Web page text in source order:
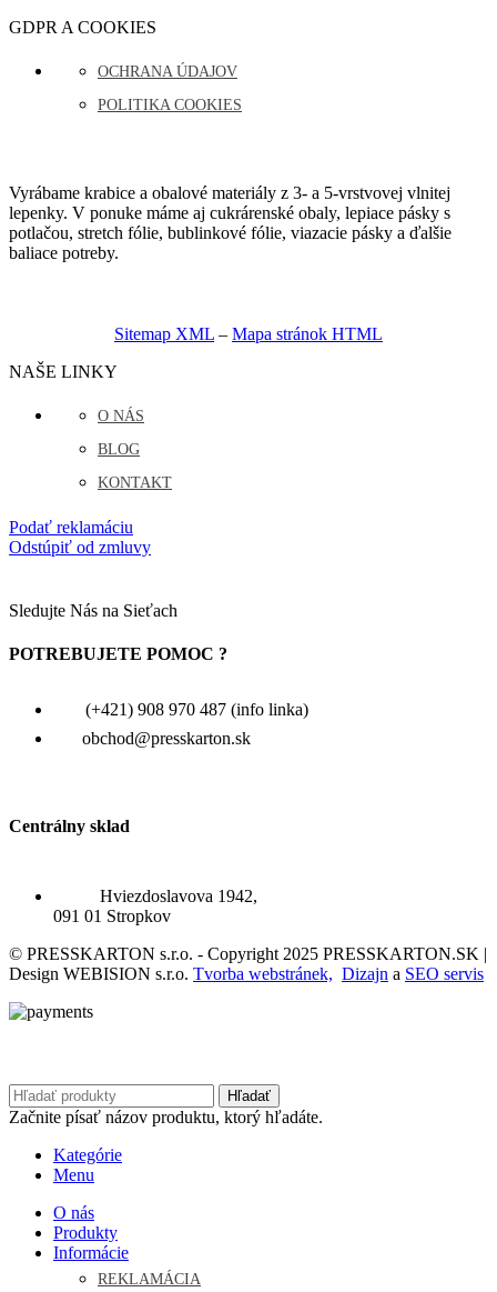
GDPR A COOKIES
OCHRANA ÚDAJOV
POLITIKA COOKIES
Vyrábame krabice a obalové materiály z 3- a 5-vrstvovej vlnitej
lepenky. V ponuke máme aj cukrárenské obaly, lepiace pásky s
potlačou, stretch fólie, bublinkové fólie, viazacie pásky a ďalšie
baliace potreby.
Sitemap XML – Mapa stránok HTML
NAŠE LINKY
O NÁS
BLOG
KONTAKT
Podať reklamáciu
Odstúpiť od zmluvy
Sledujte Nás na Sieťach
POTREBUJETE POMOC ?
(+421) 908 970 487 (info linka)
obchod@presskarton.sk
Centrálny sklad
Hviezdoslavova 1942,
091 01 Stropkov
© PRESSKARTON s.r.o. - Copyright 2025 PRESSKARTON.SK |
Design WEBISION s.r.o. Tvorba webstránek, Dizajn a SEO servis
Hľadať
Začnite písať názov produktu, ktorý hľadáte.
Kategórie
Menu
O nás
Produkty
Informácie
REKLAMÁCIA